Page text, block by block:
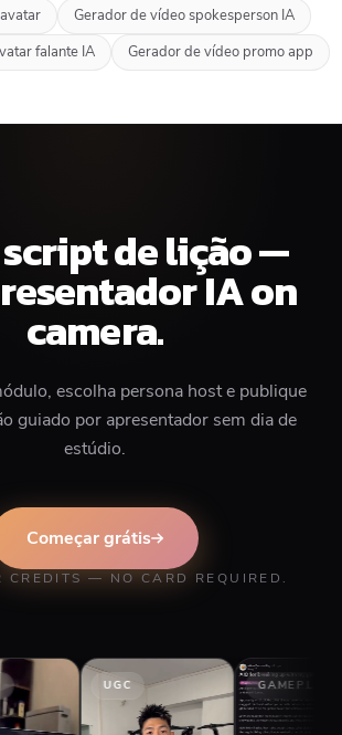
Gerador de vídeo spokesperson IA
falante IA
Gerador de vídeo promo app
script de lição —
IA on
camera.
escolha persona host e publique
guiado por apresentador sem dia de
estúdio.
Começar grátis
CREDITS — NO CARD REQUIRED.
GAMEPLAY